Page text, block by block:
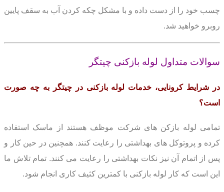
چسب خود را از دست داده و با مشکل چکه کردن آب به سقف پایین
روبرو خواهید شد.
سوالات متداول لوله بازکنی چیتگر
در شرایط کرونایی، خدمات لوله بازکنی در چیتگر به چه صورت
است؟
تمامی لوله بازکن های شرکت موظف هستند از ماسک استفاده
کرده و پروتوکل های بهداشتی را رعایت کنند. همچنین در حین کار و
پس از اتمام آن نیز نکات بهداشتی را رعایت می کنند. تمام تلاش ما
این است که کار لوله بازکنی با کمترین کثیف کاری انجام شود.